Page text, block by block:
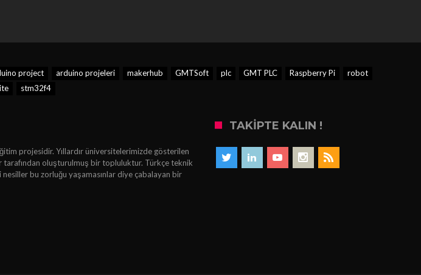
project arduino projeleri makerhub GMTSoft plc GMT PLC Raspberry Pi
robot
stm32f4
projesidir. Yıllardır üniversitelerimizde gösterilen
tarafından oluşturulmuş bir topluluktur. Türkçe teknik
bu zorluğu yaşamasınlar diye çabalayan bir
TAKIPTE KALIN !